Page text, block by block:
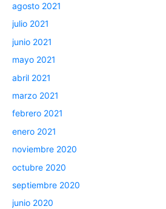
agosto 2021
julio 2021
junio 2021
mayo 2021
abril 2021
marzo 2021
febrero 2021
enero 2021
noviembre 2020
octubre 2020
septiembre 2020
junio 2020